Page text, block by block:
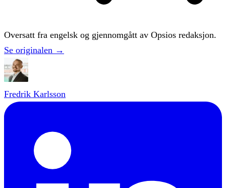
Oversatt fra engelsk og gjennomgått av Opsios redaksjon.
Se originalen →
Fredrik Karlsson